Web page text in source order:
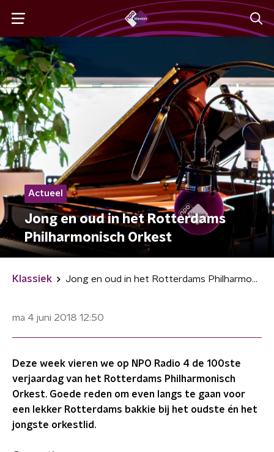
Actueel
Jong en oud in het Rotterdams
Philharmonisch Orkest
Klassiek Jong en oud in het Rotterdams Philharmonisch Orkest
ma 4 juni 2018 12:50
Deze week vieren we op NPO Radio 4 de 100ste
verjaardag van het Rotterdams Philharmonisch
Orkest. Goede reden om even langs te gaan voor
een lekker Rotterdams bakkie bij het oudste én het
jongste orkestlid.